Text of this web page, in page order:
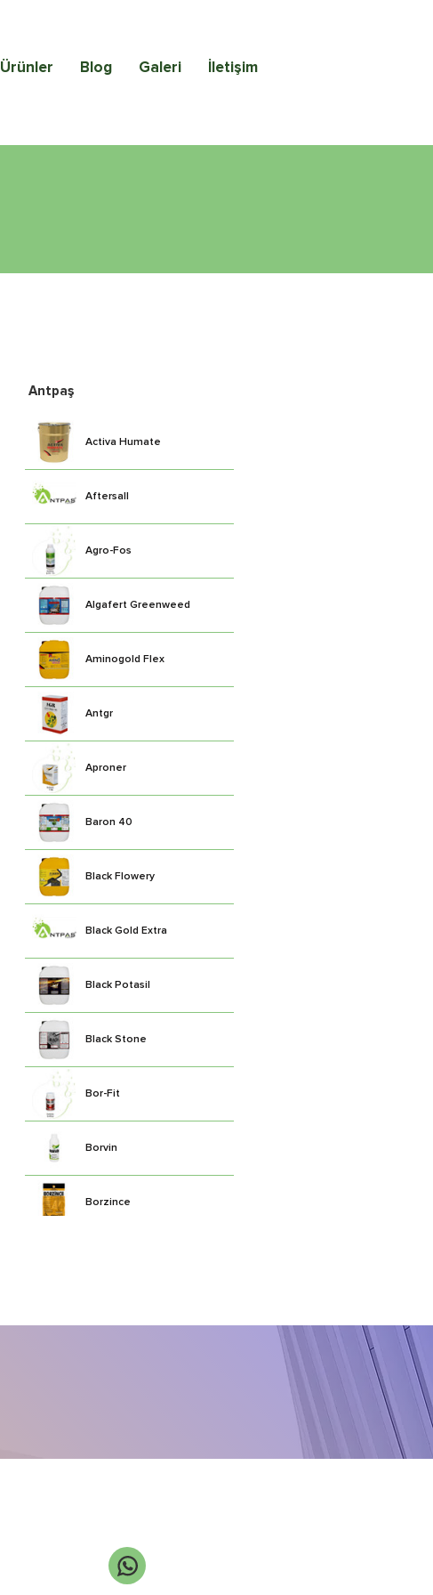
Ürünler Blog Galeri İletişim
Antpaş
Activa Humate
Aftersall
Agro-Fos
Algafert Greenweed
Aminogold Flex
Antgr
Aproner
Baron 40
Black Flowery
Black Gold Extra
Black Potasil
Black Stone
Bor-Fit
Borvin
Borzince
Cupro